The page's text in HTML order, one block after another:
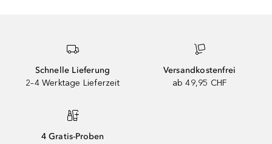
Schnelle Lieferung
2–4 Werktage Lieferzeit
Versandkostenfrei
ab 49,95 CHF
4 Gratis-Proben